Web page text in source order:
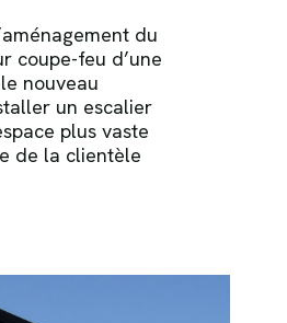
du
coupe-feu d’une
nouveau
un escalier
plus vaste
de la clientèle